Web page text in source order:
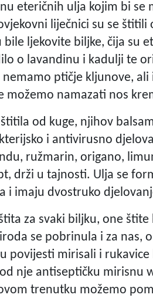
eteričnih ulja kojim bi se
liječnici su se
ljekovite biljke, čija su
o lavandinu i kadulji te
ptičje kljunove,
možemo namazati nos
od kuge, njihov
i antivirusno
ružmarin, origano,
drži u tajnosti. Ulja se
i imaju dvostruko
za svaki biljku, one
se pobrinula i za nas,
povijesti mirisali i
nje antiseptičku mirisnu
trenutku možemo